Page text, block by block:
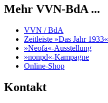
Mehr VVN-BdA ...
VVN / BdA
Zeitleiste »Das Jahr 1933«
»Neofa«-Ausstellung
»nonpd«-Kampagne
Online-Shop
Kontakt